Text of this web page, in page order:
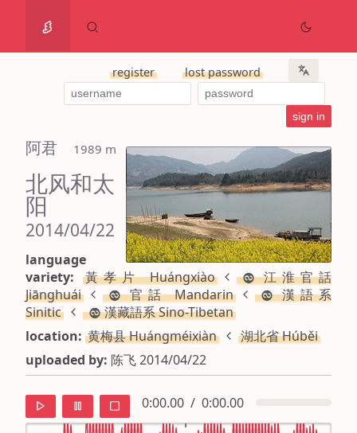
register lost password
阿君 1989 m
北风和太
阳
2014/04/22
language
variety:黃孝片 Huángxiào
江淮官話
Jiānghuái
官話 Mandarin
漢語系
Sinitic
漢藏語系 Sino-Tibetan
location: 黄梅县 Huángméixiàn
湖北省 Húběi
uploaded by: 陈飞 2014/04/22
0:00.00 / 0:00.00